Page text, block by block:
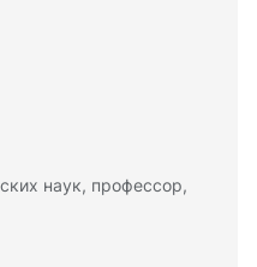
наук, профессор,